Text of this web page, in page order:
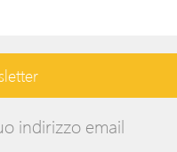
indirizzo email